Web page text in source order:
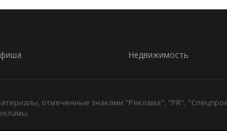
Недвижимость
отмеченные знаками "Реклама", "PR",